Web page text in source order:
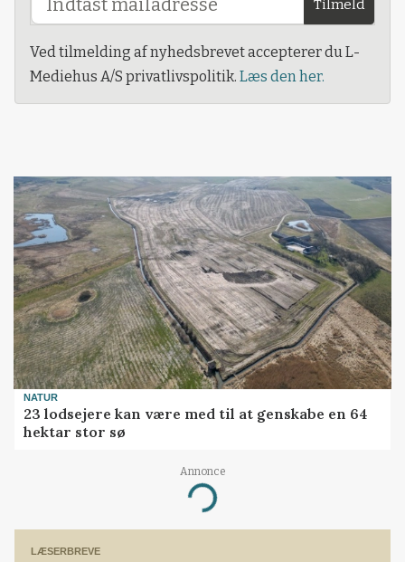
Tilmeld
Ved tilmelding af nyhedsbrevet accepterer du L-
Mediehus A/S privatlivspolitik. Læs den her.
NATUR
23 lodsejere kan være med til at genskabe en 64
hektar stor sø
Annonce
Loading...
LÆSERBREVE